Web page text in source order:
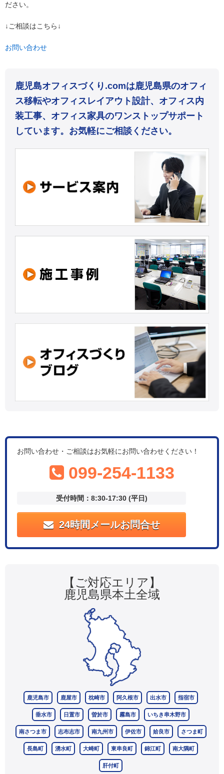
ださい。
↓ご相談はこちら↓
お問い合わせ
鹿児島オフィスづくり.comは鹿児島県のオフィ
ス移転やオフィスレイアウト設計、オフィス内
装工事、オフィス家具のワンストップサポート
しています。お気軽にご相談ください。
お問い合わせ・ご相談はお気軽にお問い合わせください！
099-254-1133
受付時間：8:30-17:30 (平日)
24時間メールお問合せ
【ご対応エリア】
鹿児島県本土全域
鹿児島市 鹿屋市 枕崎市 阿久根市 出水市 指宿市
垂水市 日置市 曽於市 霧島市 いちき串木野市
南さつま市 志布志市 南九州市 伊佐市 姶良市 さつま町
長島町 湧水町 大崎町 東串良町 錦江町 南大隅町
肝付町